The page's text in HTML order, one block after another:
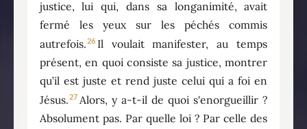
justice, lui qui, dans sa longanimité, avait
fermé les yeux sur les péchés commis
autrefois.26 Il voulait manifester, au temps
présent, en quoi consiste sa justice, montrer
qu’il est juste et rend juste celui qui a foi en
Jésus.27 Alors, y a-t-il de quoi s'enorgueillir ?
Absolument pas. Par quelle loi ? Par celle des